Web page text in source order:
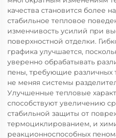
качества становится более
стабильное тепловое
изменчивость усилий при
поверхностной отделки.
графика улучшается,
уверенно обрабатывать
пены, требующие различных
не меняя системы
Улучшенные тепловые
способствуют увеличению
стабильной защиты от
термоциклированием, и
реакционноспособных